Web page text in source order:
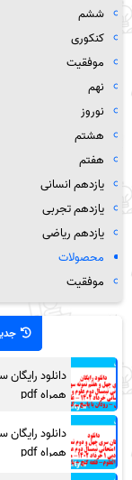
ششم
کنکوری
موفقیت
نهم
نوروز
هشتم
هفتم
یازدهم انسانی
یازدهم تجربی
یازدهم ریاضی
محصولات
موفقیت
دانلود
همراه pdf
دانلود
همراه pdf